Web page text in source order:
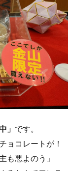
」 です。
ョコレートが！
も悪よのう」